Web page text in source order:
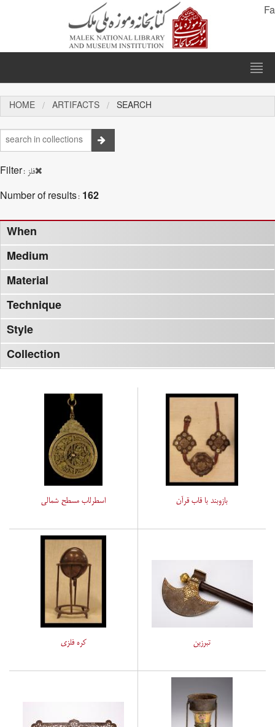
Fa
HOME ARTIFACTS SEARCH
Filter: فلز
Number of results: 162
When
Medium
Material
Technique
Style
Collection
اسطرلاب مسطح شمالی بازوبند با قاب قرآن
کره فلزی تبرزین